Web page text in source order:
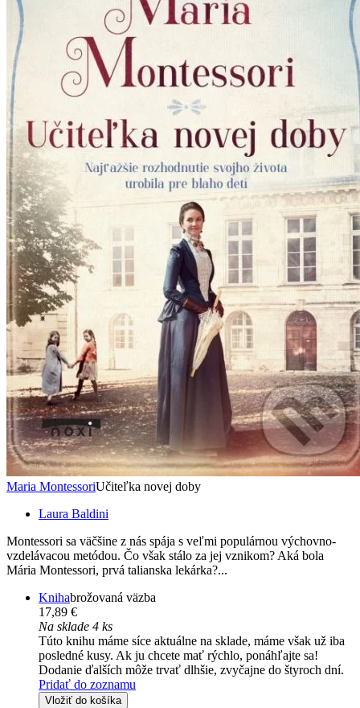
Maria MontessoriUčiteľka novej doby
Laura Baldini
Montessori sa väčšine z nás spája s veľmi populárnou výchovno-
vzdelávacou metódou. Čo však stálo za jej vznikom? Aká bola
Mária Montessori, prvá talianska lekárka?...
Knihabrožovaná väzba
17,89 €
Na sklade 4 ks
Túto knihu máme síce aktuálne na sklade, máme však už iba
posledné kusy. Ak ju chcete mať rýchlo, ponáhľajte sa!
Dodanie ďalších môže trvať dlhšie, zvyčajne do štyroch dní.
Pridať do zoznamu
Vložiť do košíka